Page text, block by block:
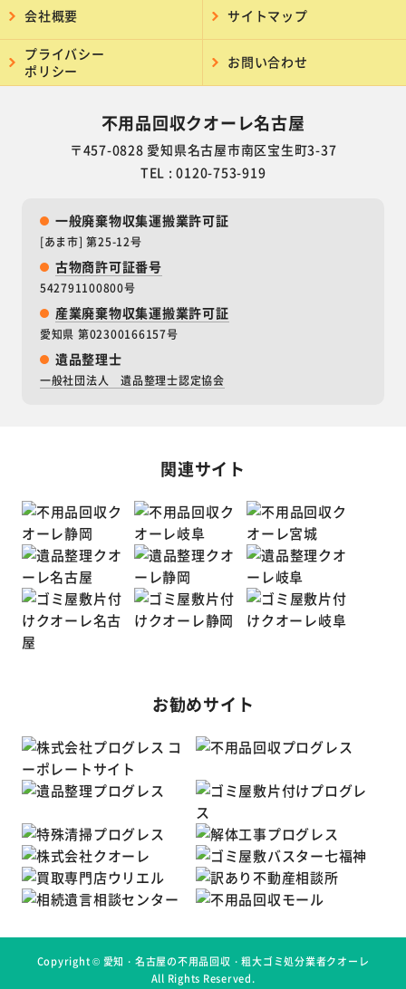
会社概要 サイトマップ
プライバシー
ポリシー
お問い合わせ
不用品回収クオーレ名古屋
〒457-0828 愛知県名古屋市南区宝生町3-37
TEL : 0120-753-919
一般廃棄物収集運搬業許可証
[あま市] 第25-12号
古物商許可証番号
542791100800号
産業廃棄物収集運搬業許可証
愛知県 第02300166157号
遺品整理士
一般社団法人 遺品整理士認定協会
関連サイト
お勧めサイト
Copyright © 愛知・名古屋の不用品回収・粗大ゴミ処分業者クオーレ
All Rights Reserved.